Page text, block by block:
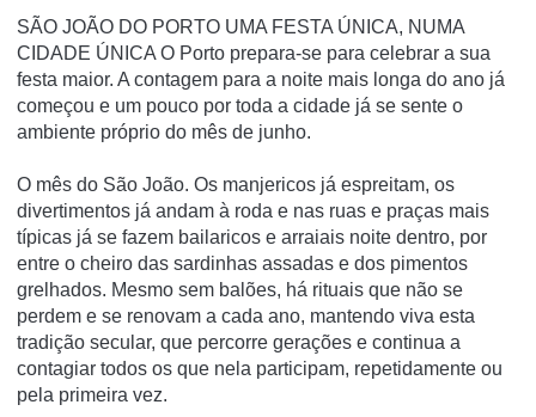
SÃO JOÃO DO PORTO UMA FESTA ÚNICA, NUMA
CIDADE ÚNICA O Porto prepara-se para celebrar a sua
festa maior. A contagem para a noite mais longa do ano já
começou e um pouco por toda a cidade já se sente o
ambiente próprio do mês de junho.
O mês do São João. Os manjericos já espreitam, os
divertimentos já andam à roda e nas ruas e praças mais
típicas já se fazem bailaricos e arraiais noite dentro, por
entre o cheiro das sardinhas assadas e dos pimentos
grelhados. Mesmo sem balões, há rituais que não se
perdem e se renovam a cada ano, mantendo viva esta
tradição secular, que percorre gerações e continua a
contagiar todos os que nela participam, repetidamente ou
pela primeira vez.